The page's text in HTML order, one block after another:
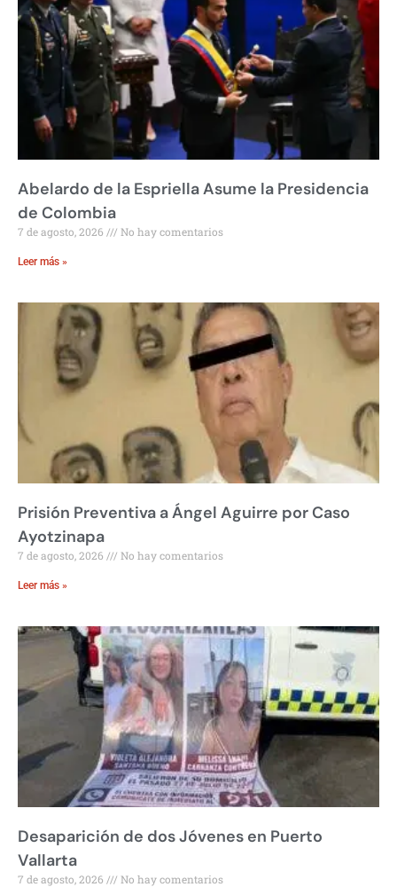
Abelardo de la Espriella Asume la Presidencia
de Colombia
7 de agosto, 2026 No hay comentarios
Leer más »
Prisión Preventiva a Ángel Aguirre por Caso
Ayotzinapa
7 de agosto, 2026 No hay comentarios
Leer más »
Desaparición de dos Jóvenes en Puerto
Vallarta
7 de agosto, 2026 No hay comentarios